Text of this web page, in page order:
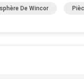
De Wincor